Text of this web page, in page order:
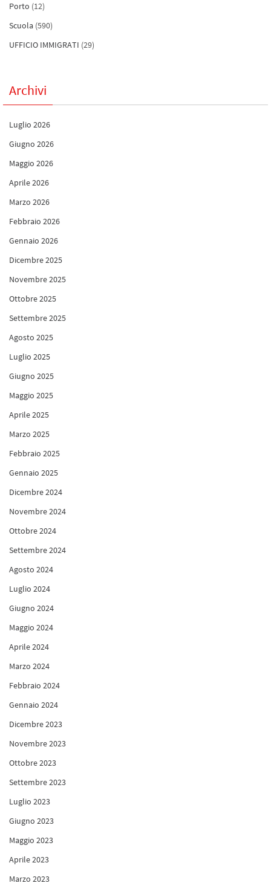
Porto (12)
Scuola (590)
UFFICIO IMMIGRATI (29)
Archivi
Luglio 2026
Giugno 2026
Maggio 2026
Aprile 2026
Marzo 2026
Febbraio 2026
Gennaio 2026
Dicembre 2025
Novembre 2025
Ottobre 2025
Settembre 2025
Agosto 2025
Luglio 2025
Giugno 2025
Maggio 2025
Aprile 2025
Marzo 2025
Febbraio 2025
Gennaio 2025
Dicembre 2024
Novembre 2024
Ottobre 2024
Settembre 2024
Agosto 2024
Luglio 2024
Giugno 2024
Maggio 2024
Aprile 2024
Marzo 2024
Febbraio 2024
Gennaio 2024
Dicembre 2023
Novembre 2023
Ottobre 2023
Settembre 2023
Luglio 2023
Giugno 2023
Maggio 2023
Aprile 2023
Marzo 2023